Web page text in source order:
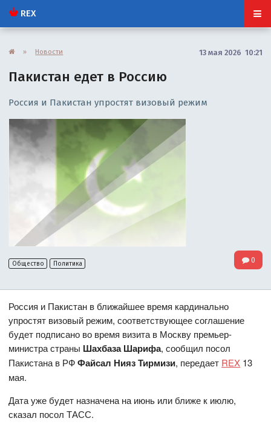
REX
» Новости 13 мая 2026 10:21
Пакистан едет в Россию
Россия и Пакистан упростят визовый режим
Общество Политика 0
Россия и Пакистан в ближайшее время кардинально
упростят визовый режим, соответствующее соглашение
будет подписано во время визита в Москву премьер-
министра страны Шахбаза Шарифа, сообщил посол
Пакистана в РФФайсал Нияз Тирмизи, передает REX 13
мая.
Дата уже будет назначена на июнь или ближе к июлю,
сказал посол ТАСС.